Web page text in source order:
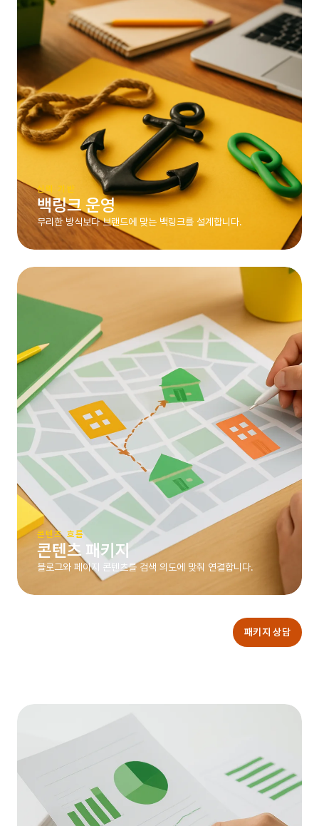
신뢰 기반
백링크 운영
무리한 방식보다 브랜드에 맞는 백링크를 설계합니다.
콘텐츠 흐름
콘텐츠 패키지
블로그와 페이지 콘텐츠를 검색 의도에 맞춰 연결합니다.
패키지 상담